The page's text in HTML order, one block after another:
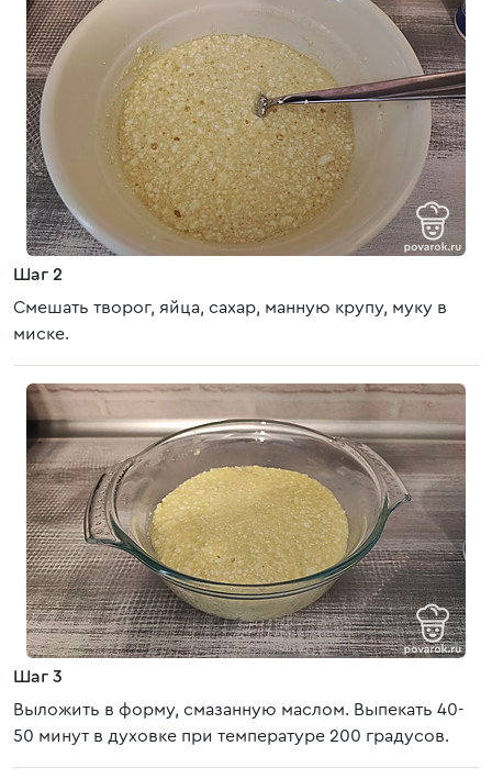
Шаг 2
Смешать творог, яйца, сахар, манную крупу, муку в
миске.
Шаг 3
Выложить в форму, смазанную маслом. Выпекать 40-
50 минут в духовке при температуре 200 градусов.